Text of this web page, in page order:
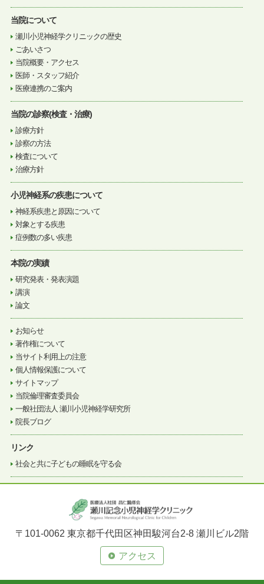
当院について
瀬川小児神経学クリニックの歴史
ごあいさつ
当院概要・アクセス
医師・スタッフ紹介
医療連携のご案内
当院の診察(検査・治療)
診療方針
診察の方法
検査について
治療方針
小児神経系の疾患について
神経系疾患と原因について
対象とする疾患
症例数の多い疾患
本院の実績
研究発表・発表演題
講演
論文
お知らせ
著作権について
当サイト利用上の注意
個人情報保護について
サイトマップ
当院倫理審査委員会
一般社団法人 瀬川小児神経学研究所
院長ブログ
リンク
社会と共に子どもの睡眠を守る会
〒101-0062 東京都千代田区神田駿河台2-8 瀬川ビル2階
アクセス